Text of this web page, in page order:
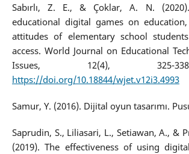
Sabırlı, Z. E., & Çoklar, A. N.
educational digital games on
attitudes of elementary school
access. World Journal on Educational
Issues, 12(4), 325-
https://doi.org/10.18844/wjet.v12i3.4993
Samur, Y. (2016). Dijital oyun tasarımı.
Saprudin, S., Liliasari, L., Setiawan, A., &
(2019). The effectiveness of using